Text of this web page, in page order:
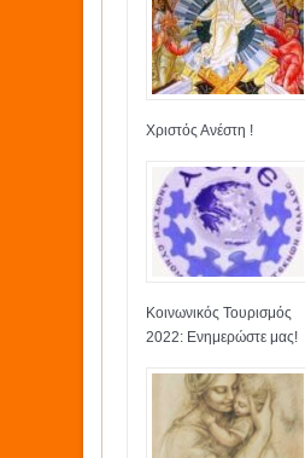
Χριστός Ανέστη !
Κοινωνικός Τουρισμός
2022: Ενημερώστε μας!